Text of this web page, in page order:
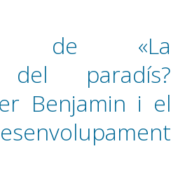
de «La
del paradís?
Benjamin i el